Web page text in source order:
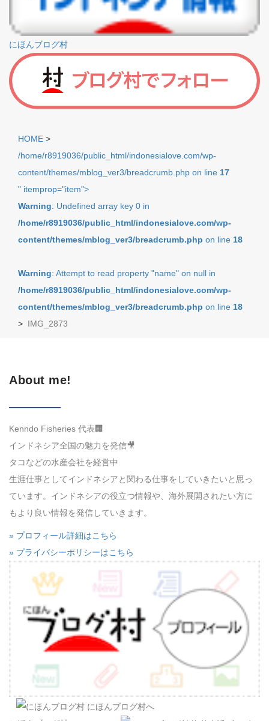
にほんブログ村
HOME >
/home/r8919036/public_html/indonesialove.com/wp-
content/themes/mblog_ver3/breadcrumb.php on line 17
" itemprop="item">
Warning: Undefined array key 0 in
/home/r8919036/public_html/indonesialove.com/wp-
content/themes/mblog_ver3/breadcrumb.php on line 18
Warning: Attempt to read property "name" on null in
/home/r8919036/public_html/indonesialove.com/wp-
content/themes/mblog_ver3/breadcrumb.php on line 18
> IMG_2873
About me!
Kenndo Fisheries 代表🏢
インドネシア全国の魅力を発信🎥
タコなどの水産会社を経営中
生涯仕事としてインドネシアと関わる仕事をしていきたいと思っ
ています。インドネシアの役立つ情報や、海外展開されたい方に
もより良い情報を発信していきます。
» プロフィール詳細はこちら
» プライバシーポリシーはこちら